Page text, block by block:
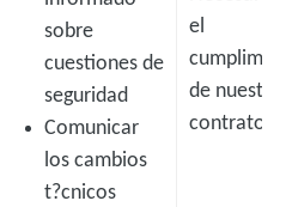
sobre
cuestiones de
seguridad
Comunicar
los cambios
t?cnicos
el
de nuestro
contrato